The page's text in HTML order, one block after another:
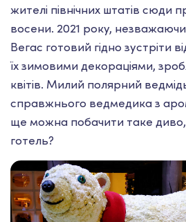
жителі північних штатів сюди
восени. 2021 року,
Вегас готовий гідно зустріти
їх зимовими декораціями,
квітів. Милий полярний
справжнього ведмедика з
ще можна побачити таке
готель?